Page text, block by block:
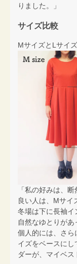
りました。」
サイズ比較
MサイズとLサイ
「私の好みは、
良い人は、Mサイ
冬場は下に長袖イ
自然なゆとりがあ
個人的には、さ
イズをベースに
ダーが、マイベス